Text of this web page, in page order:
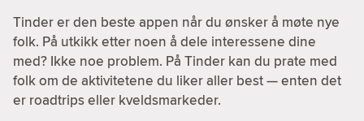
Tinder er den beste appen når du ønsker å møte nye
folk. På utkikk etter noen å dele interessene dine
med? Ikke noe problem. På Tinder kan du prate med
folk om de aktivitetene du liker aller best — enten det
er roadtrips eller kveldsmarkeder.